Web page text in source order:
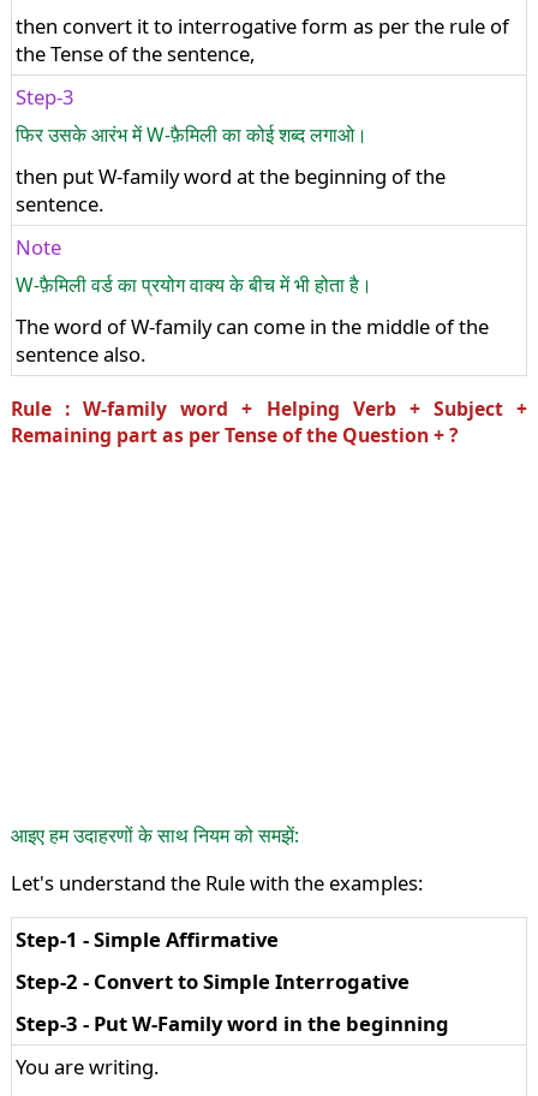
then convert it to interrogative form as per the rule of
the Tense of the sentence,
Step-3
फिर उसके आरंभ में W-फ़ैमिली का कोई शब्द लगाओ।
then put W-family word at the beginning of the
sentence.
Note
W-फ़ैमिली वर्ड का प्रयोग वाक्य के बीच में भी होता है।
The word of W-family can come in the middle of the
sentence also.
Rule : W-family word + Helping Verb + Subject +
Remaining part as per Tense of the Question + ?
आइए हम उदाहरणों के साथ नियम को समझें:
Let's understand the Rule with the examples:
Step-1 - Simple Affirmative
Step-2 - Convert to Simple Interrogative
Step-3 - Put W-Family word in the beginning
You are writing.